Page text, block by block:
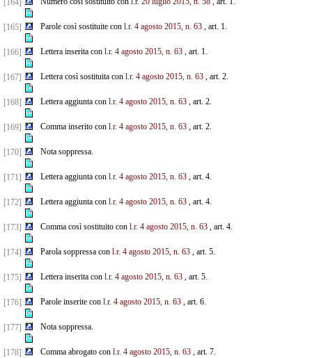
[164]
[165] Parole così sostituite con l.r. 4 agosto 2015, n. 63, art. 1.
[166] Lettera inserita con l.r. 4 agosto 2015, n. 63, art. 1.
[167] Lettera così sostituita con l.r. 4 agosto 2015, n. 63, art. 2.
[168] Lettera aggiunta con l.r. 4 agosto 2015, n. 63, art. 2.
[169] Comma inserito con l.r. 4 agosto 2015, n. 63, art. 2.
[170] Nota soppressa.
[171] Lettera aggiunta con l.r. 4 agosto 2015, n. 63, art. 4.
[172] Lettera aggiunta con l.r. 4 agosto 2015, n. 63, art. 4.
[173] Comma così sostituito con l.r. 4 agosto 2015, n. 63, art. 4.
[174] Parola soppressa con l.r. 4 agosto 2015, n. 63, art. 5.
[175] Lettera inserita con l.r. 4 agosto 2015, n. 63, art. 5.
[176] Parole inserite con l.r. 4 agosto 2015, n. 63, art. 6.
[177] Nota soppressa.
[178] Comma abrogato con l.r. 4 agosto 2015, n. 63, art. 7.